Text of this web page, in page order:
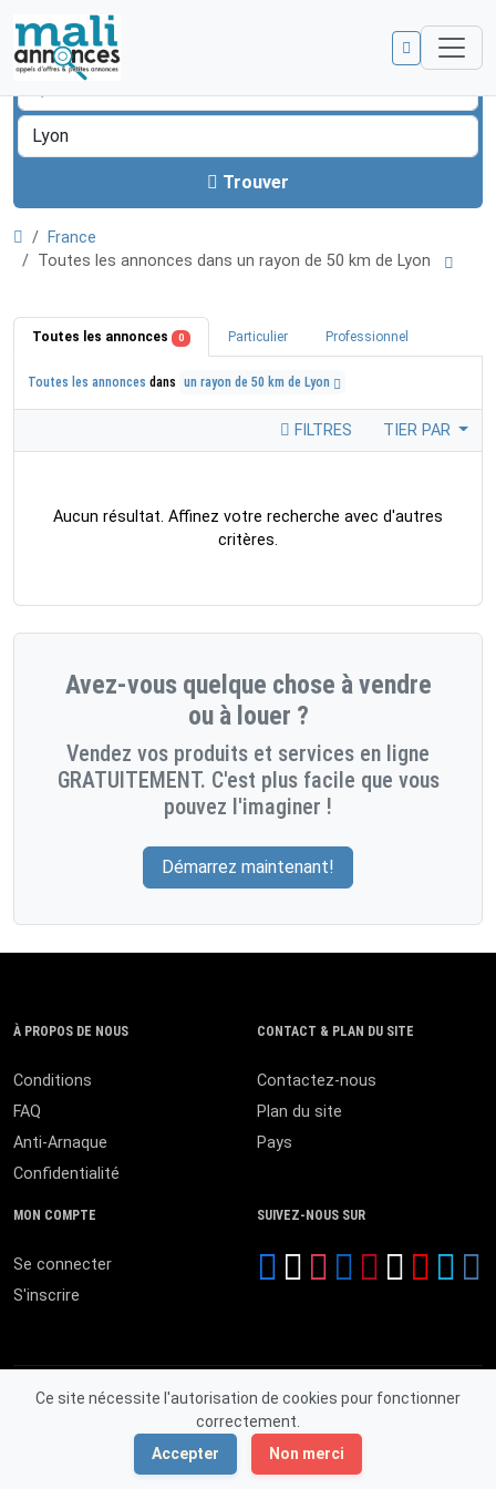
Trouver
France
Toutes les annonces dans un rayon de 50 km de Lyon
Toutes les annonces 0 Particulier Professionnel
Toutes les annonces dans un rayon de 50 km de Lyon
FILTRES TIER PAR
Aucun résultat. Affinez votre recherche avec d'autres
critères.
Avez-vous quelque chose à vendre
ou à louer ?
Vendez vos produits et services en ligne
GRATUITEMENT. C'est plus facile que vous
pouvez l'imaginer !
Démarrez maintenant!
Ce site nécessite l'autorisation de cookies pour fonctionner
correctement.
Accepter
Non merci
À PROPOS DE NOUS
Conditions
FAQ
Anti-Arnaque
Confidentialité
CONTACT & PLAN DU SITE
Contactez-nous
Plan du site
Pays
MON COMPTE
Se connecter
S'inscrire
SUIVEZ-NOUS SUR
© 2026 MALI ANNONCES. Tous droits réservés.